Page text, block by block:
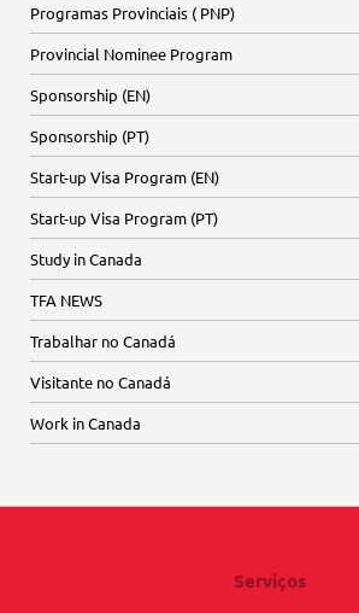
Programas Provinciais ( PNP)
Provincial Nominee Program
Sponsorship (EN)
Sponsorship (PT)
Start-up Visa Program (EN)
Start-up Visa Program (PT)
Study in Canada
TFA NEWS
Trabalhar no Canadá
Visitante no Canadá
Work in Canada
Serviços